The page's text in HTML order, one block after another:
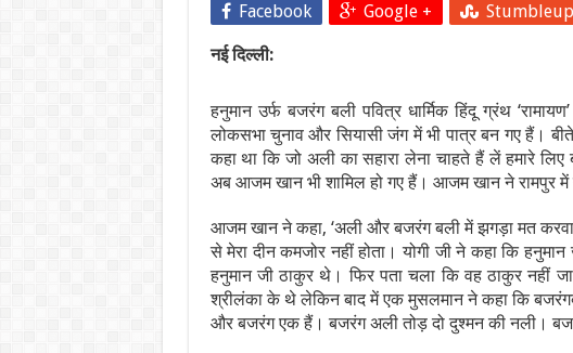
Facebook Google +
नई दिल्ली:
हनुमान उर्फ बजरंग बली पवित्र धार्मिक हिंदू ग्रंथ
लोकसभा चुनाव और सियासी जंग में भी पात्र बन गए हैं।
कहा था कि जो अली का सहारा लेना चाहते हैं लें हमारे
अब आजम खान भी शामिल हो गए हैं। आजम खान ने रामपुर में
आजम खान ने कहा, ‘अली और बजरंग बली में झगड़ा मत
से मेरा दीन कमजोर नहीं होता। योगी जी ने कहा कि
हनुमान जी ठाकुर थे। फिर पता चला कि वह ठाकुर नहीं
श्रीलंका के थे लेकिन बाद में एक मुसलमान ने कहा कि
और बजरंग एक हैं। बजरंग अली तोड़ दो दुश्मन की नली।